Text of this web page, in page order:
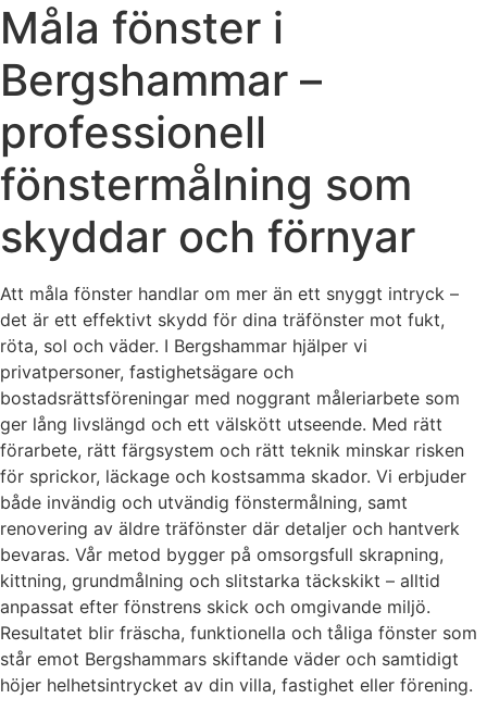
Måla fönster i
Bergshammar –
professionell
fönstermålning som
skyddar och förnyar
Att måla fönster handlar om mer än ett snyggt intryck –
det är ett effektivt skydd för dina träfönster mot fukt,
röta, sol och väder. I Bergshammar hjälper vi
privatpersoner, fastighetsägare och
bostadsrättsföreningar med noggrant måleriarbete som
ger lång livslängd och ett välskött utseende. Med rätt
förarbete, rätt färgsystem och rätt teknik minskar risken
för sprickor, läckage och kostsamma skador. Vi erbjuder
både invändig och utvändig fönstermålning, samt
renovering av äldre träfönster där detaljer och hantverk
bevaras. Vår metod bygger på omsorgsfull skrapning,
kittning, grundmålning och slitstarka täckskikt – alltid
anpassat efter fönstrens skick och omgivande miljö.
Resultatet blir fräscha, funktionella och tåliga fönster som
står emot Bergshammars skiftande väder och samtidigt
höjer helhetsintrycket av din villa, fastighet eller förening.